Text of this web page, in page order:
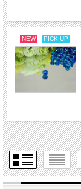
NEW PICK UP